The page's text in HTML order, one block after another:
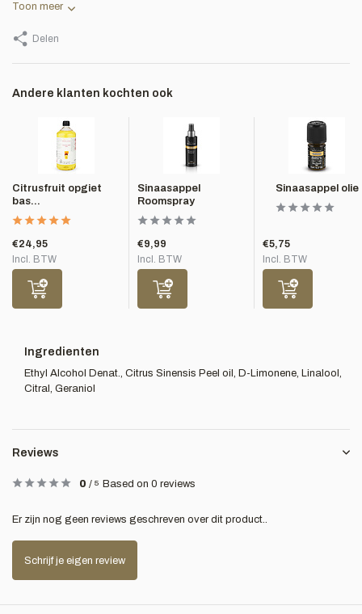
Toon meer
Delen
Andere klanten kochten ook
Citrusfruit opgiet
bas...
€24,95
Incl. BTW
Sinaasappel
Roomspray
€9,99
Incl. BTW
Sinaasappel olie
€5,75
Incl. BTW
Ingredienten
Ethyl Alcohol Denat., Citrus Sinensis Peel oil, D-Limonene, Linalool,
Citral, Geraniol
Reviews
0 / 5 Based on 0 reviews
Er zijn nog geen reviews geschreven over dit product..
Schrijf je eigen review